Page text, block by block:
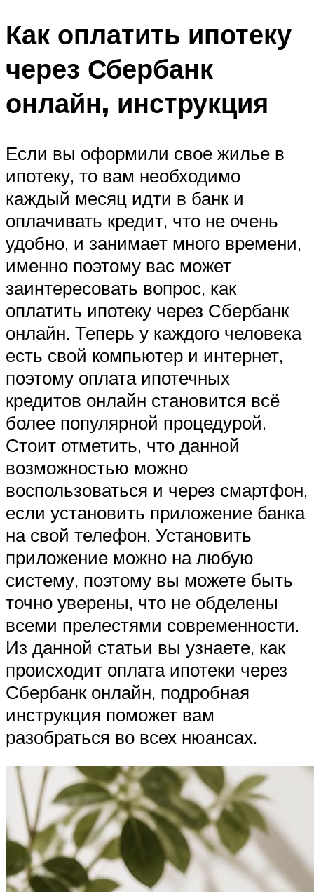
Как оплатить ипотеку
через Сбербанк
онлайн, инструкция
Если вы оформили свое жилье в
ипотеку, то вам необходимо
каждый месяц идти в банк и
оплачивать кредит, что не очень
удобно, и занимает много времени,
именно поэтому вас может
заинтересовать вопрос, как
оплатить ипотеку через Сбербанк
онлайн. Теперь у каждого человека
есть свой компьютер и интернет,
поэтому оплата ипотечных
кредитов онлайн становится всё
более популярной процедурой.
Стоит отметить, что данной
возможностью можно
воспользоваться и через смартфон,
если установить приложение банка
на свой телефон. Установить
приложение можно на любую
систему, поэтому вы можете быть
точно уверены, что не обделены
всеми прелестями современности.
Из данной статьи вы узнаете, как
происходит оплата ипотеки через
Сбербанк онлайн, подробная
инструкция поможет вам
разобраться во всех нюансах.